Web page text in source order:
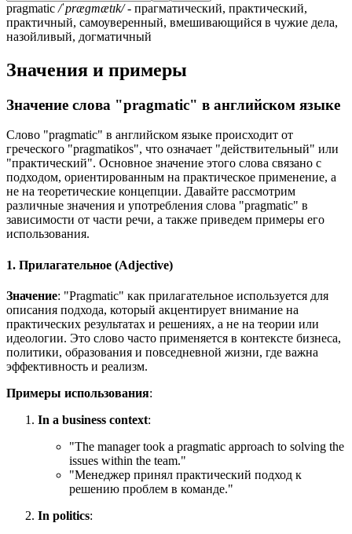
pragmatic /ˈpræɡmætɪk/- прагматический, практический,
практичный, самоуверенный, вмешивающийся в чужие дела,
назойливый, догматичный
Значения и примеры
Значение слова "pragmatic" в английском языке
Слово "pragmatic" в английском языке происходит от
греческого "pragmatikos", что означает "действительный" или
"практический". Основное значение этого слова связано с
подходом, ориентированным на практическое применение, а
не на теоретические концепции. Давайте рассмотрим
различные значения и употребления слова "pragmatic" в
зависимости от части речи, а также приведем примеры его
использования.
1. Прилагательное (Adjective)
Значение: "Pragmatic" как прилагательное используется для
описания подхода, который акцентирует внимание на
практических результатах и решениях, а не на теории или
идеологии. Это слово часто применяется в контексте бизнеса,
политики, образования и повседневной жизни, где важна
эффективность и реализм.
Примеры использования:
In a business context:
"The manager took a pragmatic approach to solving the
issues within the team."
"Менеджер принял практический подход к
решению проблем в команде."
In politics: